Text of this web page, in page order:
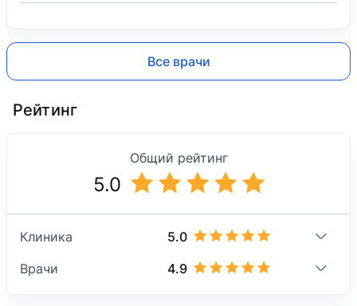
Все врачи
Рейтинг
Общий рейтинг
5.0
Клиника 5.0
Врачи 4.9